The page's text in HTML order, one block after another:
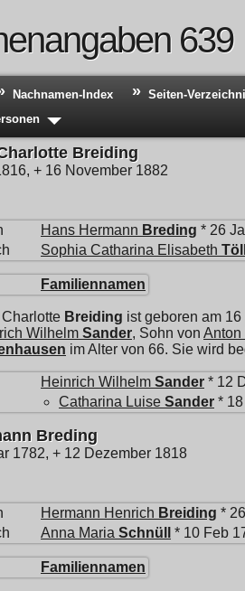
639
Nachnamen-Index Seiten-
Breiding
+ 16 November 1882
Hans Hermann Breding * 26
Sophia Catharina Elisabeth
Familiennamen
Breiding ist geboren am
Wilhelm Sander, Sohn von Anton
im Alter von 66. Sie wird
Heinrich Wilhelm Sander * 12
Catharina Luise Sander *
Breding
1782, + 12 Dezember 1818
Hermann Henrich Breiding *
Anna Maria Schnüll * 10 Feb
Familiennamen